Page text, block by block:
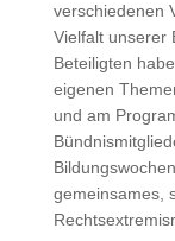
verschiedenen
Vielfalt unserer
Beteiligten
eigenen
und am
gemeinsames,